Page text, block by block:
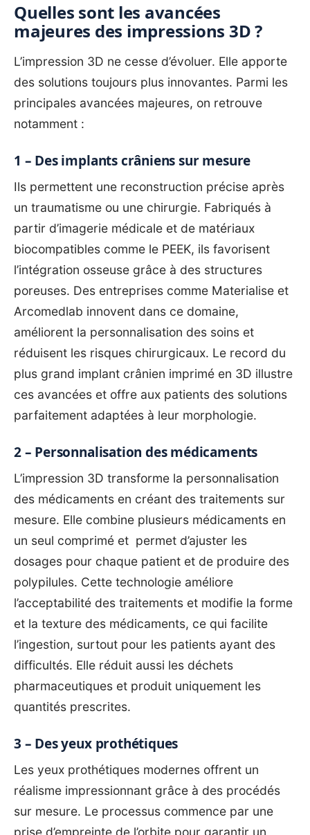
Quelles sont les avancées
majeures des impressions 3D ?
L’impression 3D ne cesse d’évoluer. Elle apporte
des solutions toujours plus innovantes. Parmi les
principales avancées majeures, on retrouve
notamment :
1 – Des implants crâniens sur mesure
Ils permettent une reconstruction précise après
un traumatisme ou une chirurgie. Fabriqués à
partir d’imagerie médicale et de matériaux
biocompatibles comme le PEEK, ils favorisent
l’intégration osseuse grâce à des structures
poreuses. Des entreprises comme Materialise et
Arcomedlab innovent dans ce domaine,
améliorent la personnalisation des soins et
réduisent les risques chirurgicaux. Le record du
plus grand implant crânien imprimé en 3D illustre
ces avancées et offre aux patients des solutions
parfaitement adaptées à leur morphologie.
2 – Personnalisation des médicaments
L’impression 3D transforme la personnalisation
des médicaments en créant des traitements sur
mesure. Elle combine plusieurs médicaments en
un seul comprimé et permet d’ajuster les
dosages pour chaque patient et de produire des
polypilules. Cette technologie améliore
l’acceptabilité des traitements et modifie la forme
et la texture des médicaments, ce qui facilite
l’ingestion, surtout pour les patients ayant des
difficultés. Elle réduit aussi les déchets
pharmaceutiques et produit uniquement les
quantités prescrites.
3 – Des yeux prothétiques
Les yeux prothétiques modernes offrent un
réalisme impressionnant grâce à des procédés
sur mesure. Le processus commence par une
prise d’empreinte de l’orbite pour garantir un